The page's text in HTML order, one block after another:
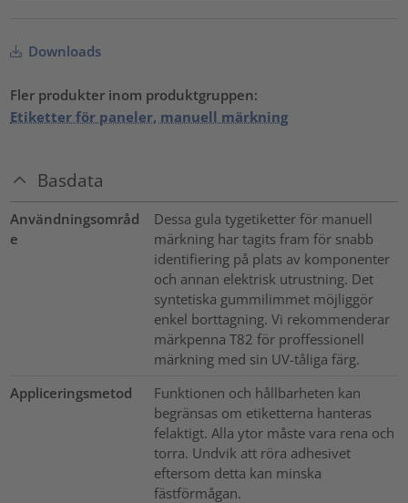
Downloads
Fler produkter inom produktgruppen:
Etiketter för paneler, manuell märkning
Basdata
Användningsområd
e
Dessa gula tygetiketter för manuell
märkning har tagits fram för snabb
identifiering på plats av komponenter
och annan elektrisk utrustning. Det
syntetiska gummilimmet möjliggör
enkel borttagning. Vi rekommenderar
märkpenna T82 för proffessionell
märkning med sin UV-tåliga färg.
Appliceringsmetod
Funktionen och hållbarheten kan
begränsas om etiketterna hanteras
felaktigt. Alla ytor måste vara rena och
torra. Undvik att röra adhesivet
eftersom detta kan minska
fästförmågan.